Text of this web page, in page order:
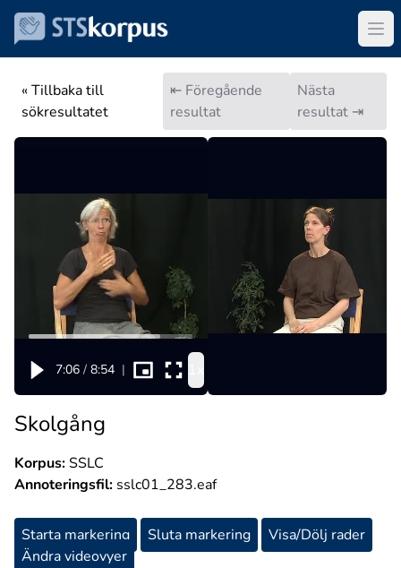
« Tillbaka till
sökresultatet
⇤ Föregående
resultat
Nästa
resultat ⇥
7:06 / 8:54 |
Skolgång
Korpus:SSLC
Annoteringsfil: sslc01_283.eaf
Starta markering Sluta markering
Visa/Dölj rader
Ändra videovyer